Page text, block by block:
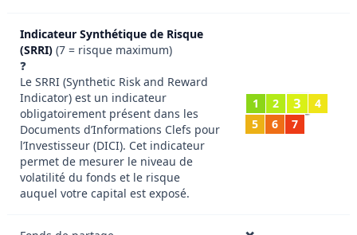
Indicateur Synthétique de Risque
(SRRI) (7 = risque maximum)
❓
Le SRRI (Synthetic Risk and Reward
Indicator) est un indicateur
obligatoirement présent dans les
Documents d’Informations Clefs pour
l’Investisseur (DICI). Cet indicateur
permet de mesurer le niveau de
volatilité du fonds et le risque
auquel votre capital est exposé.
1 2 3
4
5
6 7